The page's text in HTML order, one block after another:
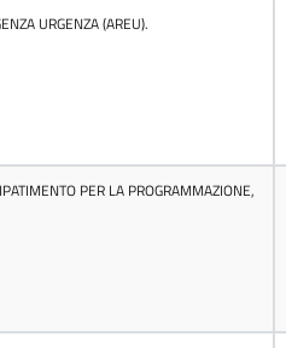
URGENZA (AREU).
PER LA PROGRAMMAZIONE,